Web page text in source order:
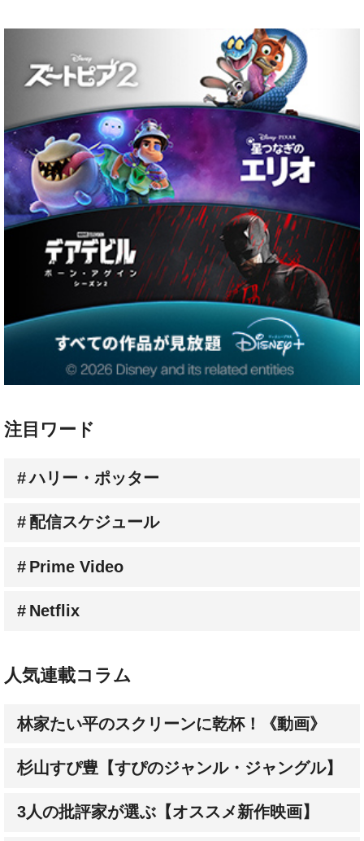
注目ワード
ハリー・ポッター
配信スケジュール
Prime Video
Netflix
林家たい平のスクリーンに乾杯！《動画》
杉山すぴ豊【すぴのジャンル・ジャングル】
3人の批評家が選ぶ【オススメ新作映画】
成田陽子【私が会った人気スターの昔と今】